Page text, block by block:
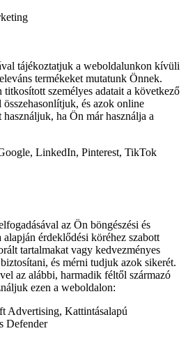
tájékoztatjuk a weboldalunkon kívüli
termékeket mutatunk Önnek.
személyes adatait a következő
és azok online
használjuk, ha Ön már használja a
LinkedIn, Pinterest, TikTok
az Ön böngészési és
alapján érdeklődési köréhez szabott
tartalmakat vagy kedvezményes
és mérni tudjuk azok sikerét.
az alábbi, harmadik féltől származó
ezen a weboldalon:
Advertising, Kattintásalapú
Defender